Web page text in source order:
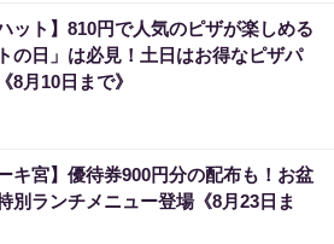
ット】810円で人気のピザが楽しめる
の日」は必見！土日はお得なピザパ
8月10日まで》
キ宮】優待券900円分の配布も！お盆
別ランチメニュー登場《8月23日ま